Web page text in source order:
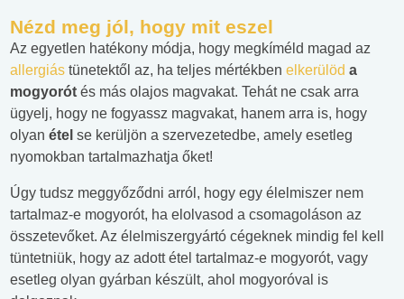
Nézd meg jól, hogy mit eszel
Az egyetlen hatékony módja, hogy megkíméld magad az
allergiás tünetektől az, ha teljes mértékben elkerülöd a
mogyorót és más olajos magvakat. Tehát ne csak arra
ügyelj, hogy ne fogyassz magvakat, hanem arra is, hogy
olyan étel se kerüljön a szervezetedbe, amely esetleg
nyomokban tartalmazhatja őket!
Úgy tudsz meggyőződni arról, hogy egy élelmiszer nem
tartalmaz-e mogyorót, ha elolvasod a csomagoláson az
összetevőket. Az élelmiszergyártó cégeknek mindig fel kell
tüntetniük, hogy az adott étel tartalmaz-e mogyorót, vagy
esetleg olyan gyárban készült, ahol mogyoróval is